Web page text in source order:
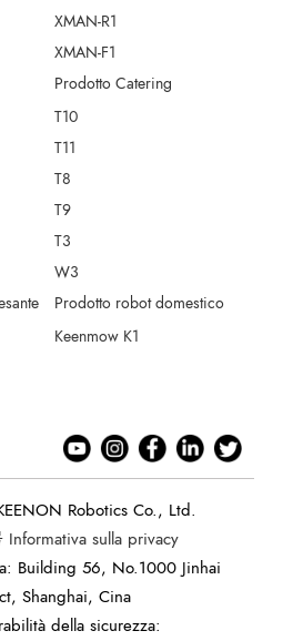
XMAN-R1
XMAN-F1
Prodotto Catering
T10
T11
T8
T9
T3
W3
Prodotto robot domestico
Keenmow K1
Robotics Co., Ltd.
Informativa sulla privacy
Building 56, No.1000 Jinhai
Shanghai, Cina
della sicurezza: